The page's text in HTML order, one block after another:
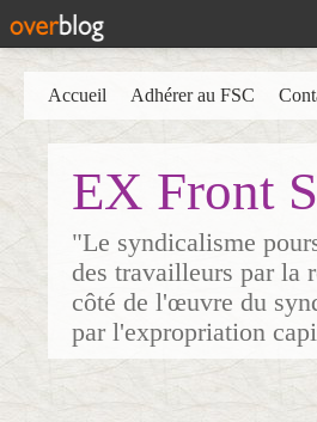
EX Front
"Le syndicalisme
des travailleurs par la
côté de l'œuvre du
par l'expropriation
Accueil Adhérer au FSC